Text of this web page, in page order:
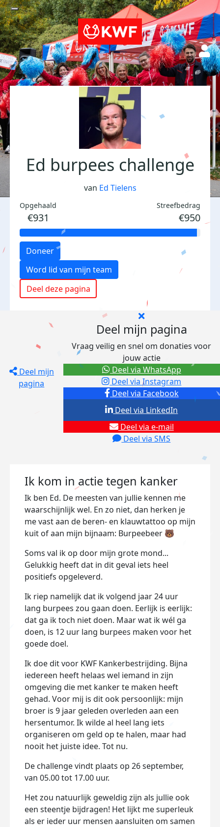
Ed burpees challenge
van Ed Tielens
Opgehaald
€931
Streefbedrag
€950
Doneer
Word lid van mijn team
Deel deze pagina
Deel mijn
pagina
Deel mijn pagina
Vraag veilig en snel om donaties voor
jouw actie
Deel via Facebook
Deel via Instagram
Deel via e-mail
Deel via SMS
Deel via LinkedIn
Deel via WhatsApp
Ik kom in actie tegen kanker
Ik ben Ed. De meesten van jullie kennen me
waarschijnlijk wel. En zo niet, dan herken je
me vast aan de beren- en klauwtattoo op mijn
kuit of aan mijn bijnaam: Burpeebeer 🐻
Soms val ik op door mijn grote mond...
Gelukkig heeft dat in dit geval iets heel
positiefs opgeleverd.
Ik riep namelijk dat ik volgend jaar 24 uur
lang burpees zou gaan doen. Eerlijk is eerlijk:
dat ga ik toch niet doen. Maar wat ik wél ga
doen, is 12 uur lang burpees maken voor het
goede doel.
Ik doe dit voor KWF Kankerbestrijding. Bijna
iedereen heeft helaas wel iemand in zijn
omgeving die met kanker te maken heeft
gehad. Voor mij is dit ook persoonlijk: mijn
broer is 9 jaar geleden overleden aan een
hersentumor. Ik wilde al heel lang iets
organiseren om geld op te halen, maar had
nooit het juiste idee. Tot nu.
De challenge vindt plaats op 26 september,
van 05.00 tot 17.00 uur.
Het zou natuurlijk geweldig zijn als jullie ook
een steentje bijdragen! Het lijkt me superleuk
als er ieder uur mensen aansluiten om samen